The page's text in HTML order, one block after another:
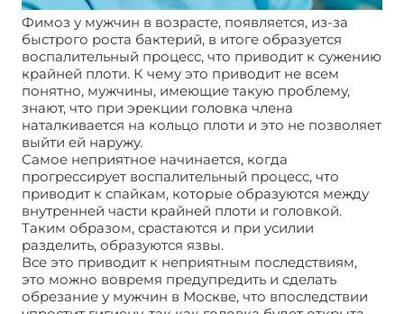
Фимоз у мужчин в возрасте, появляется, из-за
быстрого роста бактерий, в итоге образуется
воспалительный процесс, что приводит к сужению
крайней плоти. К чему это приводит не всем
понятно, мужчины, имеющие такую проблему,
знают, что при эрекции головка члена
наталкивается на кольцо плоти и это не позволяет
выйти ей наружу.
Самое неприятное начинается, когда
прогрессирует воспалительный процесс, что
приводит к спайкам, которые образуются между
внутренней части крайней плоти и головкой.
Таким образом, срастаются и при усилии
разделить, образуются язвы.
Все это приводит к неприятным последствиям,
это можно вовремя предупредить и сделать
обрезание у мужчин в Москве, что впоследствии